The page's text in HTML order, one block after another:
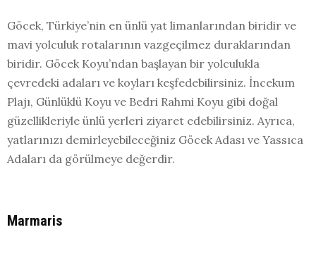
Göcek, Türkiye’nin en ünlü yat limanlarından biridir ve
mavi yolculuk rotalarının vazgeçilmez duraklarından
biridir. Göcek Koyu’ndan başlayan bir yolculukla
çevredeki adaları ve koyları keşfedebilirsiniz. İncekum
Plajı, Günlüklü Koyu ve Bedri Rahmi Koyu gibi doğal
güzellikleriyle ünlü yerleri ziyaret edebilirsiniz. Ayrıca,
yatlarınızı demirleyebileceğiniz Göcek Adası ve Yassıca
Adaları da görülmeye değerdir.
Marmaris